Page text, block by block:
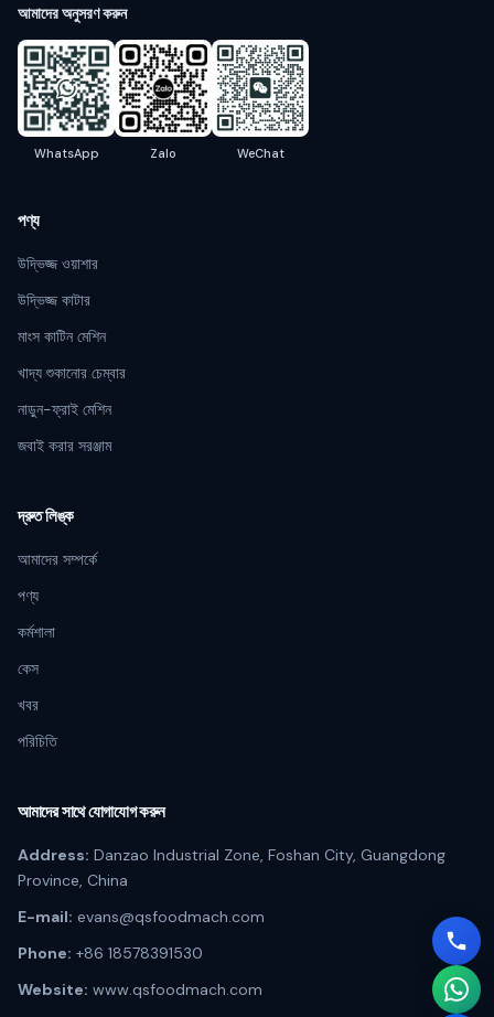
আমাদের অনুসরণ করুন
WhatsApp Zalo WeChat
পণ্য
উদ্ভিজ্জ ওয়াশার
উদ্ভিজ্জ কাটার
মাংস কাটিন মেশিন
খাদ্য শুকানোর চেম্বার
নাড়ুন-ফ্রাই মেশিন
জবাই করার সরঞ্জাম
দ্রুত লিঙ্ক
আমাদের সম্পর্কে
পণ্য
কর্মশালা
কেস
খবর
পরিচিতি
আমাদের সাথে যোগাযোগ করুন
Address: Danzao Industrial Zone, Foshan City, Guangdong
Province, China
E-mail: evans@qsfoodmach.com
Phone: +86 18578391530
Website: www.qsfoodmach.com